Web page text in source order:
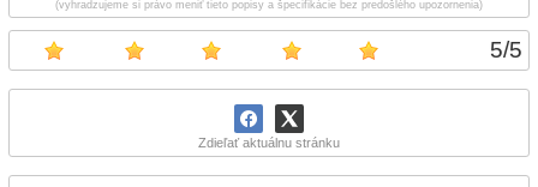
5/5
Zdieľať aktuálnu stránku
(vyhradzujeme si právo meniť tieto popisy a špecifikácie bez predošlého upozornenia)